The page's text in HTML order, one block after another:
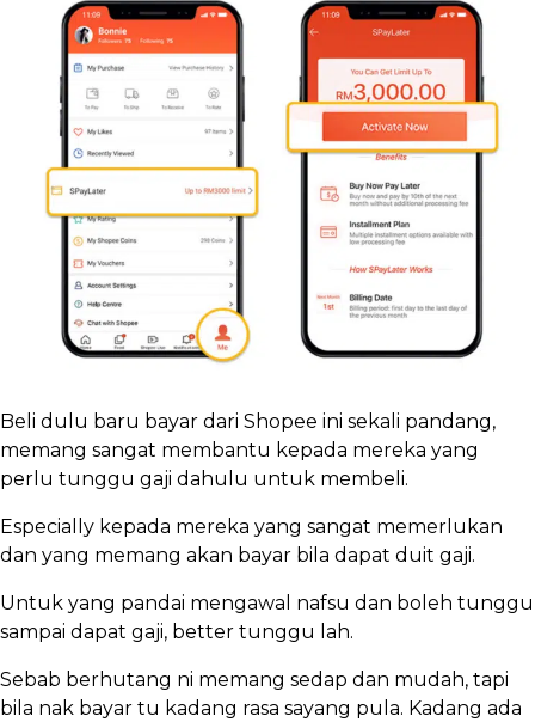
Beli dulu baru bayar dari Shopee ini sekali pandang,
memang sangat membantu kepada mereka yang
perlu tunggu gaji dahulu untuk membeli.
Especially kepada mereka yang sangat memerlukan
dan yang memang akan bayar bila dapat duit gaji.
Untuk yang pandai mengawal nafsu dan boleh tunggu
sampai dapat gaji, better tunggu lah.
Sebab berhutang ni memang sedap dan mudah, tapi
bila nak bayar tu kadang rasa sayang pula. Kadang ada